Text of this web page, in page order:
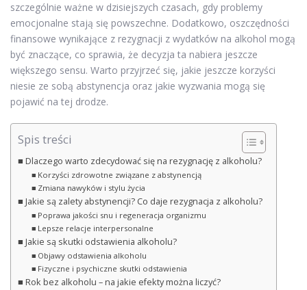
szczególnie ważne w dzisiejszych czasach, gdy problemy
emocjonalne stają się powszechne. Dodatkowo, oszczędności
finansowe wynikające z rezygnacji z wydatków na alkohol mogą
być znaczące, co sprawia, że decyzja ta nabiera jeszcze
większego sensu. Warto przyjrzeć się, jakie jeszcze korzyści
niesie ze sobą abstynencja oraz jakie wyzwania mogą się
pojawić na tej drodze.
Spis treści
Dlaczego warto zdecydować się na rezygnację z alkoholu?
Korzyści zdrowotne związane z abstynencją
Zmiana nawyków i stylu życia
Jakie są zalety abstynencji? Co daje rezygnacja z alkoholu?
Poprawa jakości snu i regeneracja organizmu
Lepsze relacje interpersonalne
Jakie są skutki odstawienia alkoholu?
Objawy odstawienia alkoholu
Fizyczne i psychiczne skutki odstawienia
Rok bez alkoholu – na jakie efekty można liczyć?